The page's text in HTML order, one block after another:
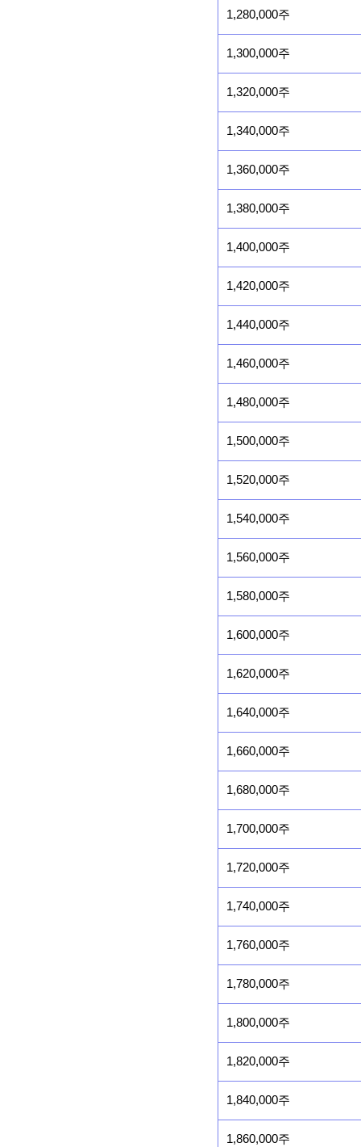
1,280,000주
1,300,000주
1,320,000주
1,340,000주
1,360,000주
1,380,000주
1,400,000주
1,420,000주
1,440,000주
1,460,000주
1,480,000주
1,500,000주
1,520,000주
1,540,000주
1,560,000주
1,580,000주
1,600,000주
1,620,000주
1,640,000주
1,660,000주
1,680,000주
1,700,000주
1,720,000주
1,740,000주
1,760,000주
1,780,000주
1,800,000주
1,820,000주
1,840,000주
1,860,000주